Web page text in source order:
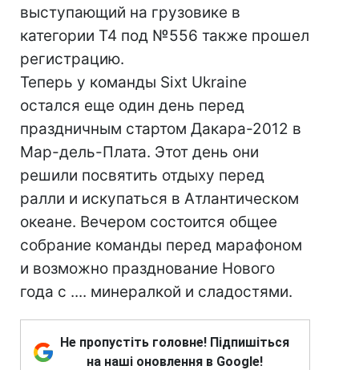
выступающий на грузовике в
категории Т4 под №556 также прошел
регистрацию.
Теперь у команды Sixt Ukraine
остался еще один день перед
праздничным стартом Дакара-2012 в
Мар-дель-Плата. Этот день они
решили посвятить отдыху перед
ралли и искупаться в Атлантическом
океане. Вечером состоится общее
собрание команды перед марафоном
и возможно празднование Нового
года с .... минералкой и сладостями.
Не пропустіть головне! Підпишіться
на наші оновлення в Google!